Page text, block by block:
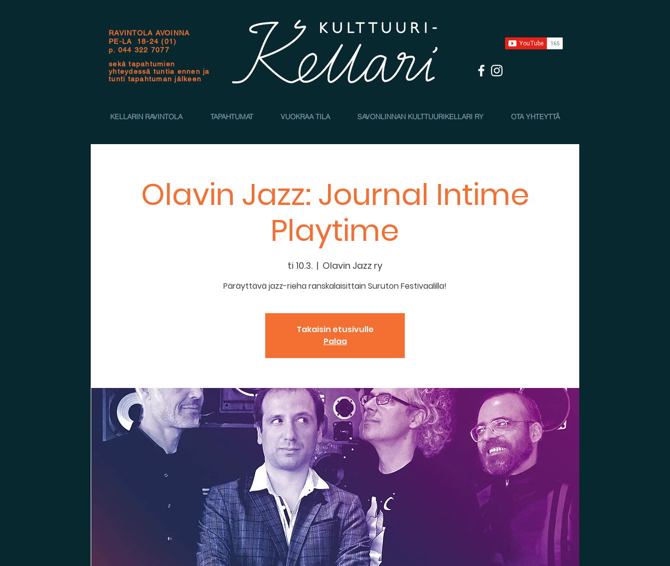
RAVINTOLA AVOINNA
PE-LA 18-24 (01)
p. 044 322 7077
sekä tapahtumien
yhteydessä tuntia ennen ja
tunti tapahtuman jälkeen
KELLARIN RAVINTOLA TAPAHTUMAT VUOKRAA TILA SAVONLINNAN KULTTUURIKELLARI RY OTA YHTEYTTÄ
Olavin Jazz: Journal Intime
Playtime
ti 10.3.
  |
Olavin Jazz ry
Takaisin etusivulle
Palaa